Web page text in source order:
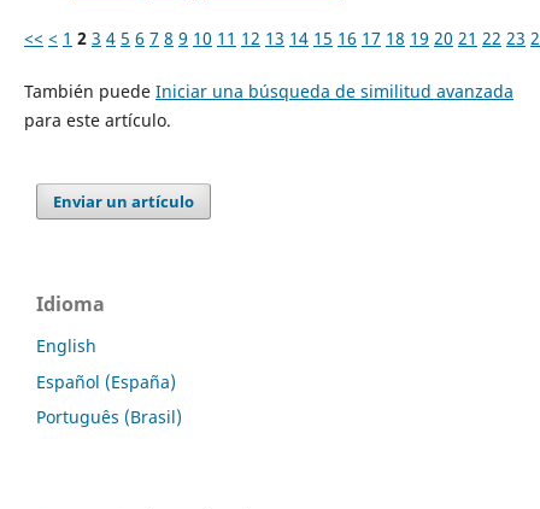
<< < 1 2 3 4 5 6 7 8 9 10 11 12 13 14 15 16 17 18 19 20 21 22 23
También puede Iniciar una búsqueda de similitud avanzada
para este artículo.
Enviar un artículo
Idioma
English
Español (España)
Português (Brasil)